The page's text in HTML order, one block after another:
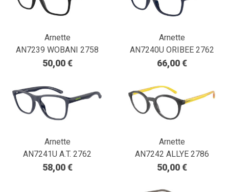
Arnette
AN7239 WOBANI 2758
50,00 €
Arnette
AN7240U ORIBEE 2762
66,00 €
Arnette
AN7241U A.T. 2762
58,00 €
Arnette
AN7242 ALLYE 2786
50,00 €